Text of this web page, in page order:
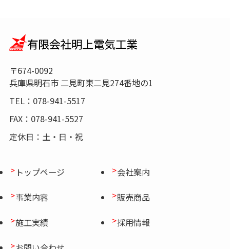
〒674-0092
兵庫県明石市 二見町東二見274番地の1
TEL：078-941-5517
FAX：078-941-5527
定休日：土・日・祝
トップページ 会社案内
事業内容 販売商品
施工実績 採用情報